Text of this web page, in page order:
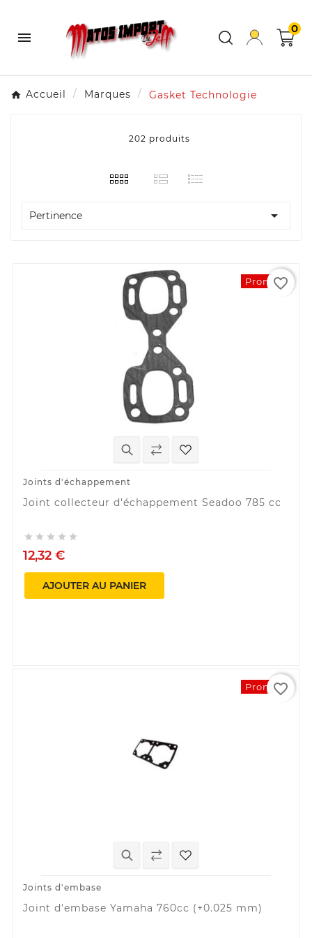

0
Accueil Marques Gasket Technologie
202 produits
Pertinence 
Promo !
Joints d'échappement
Joint collecteur d'échappement Seadoo 785 cc
    
12,32 €
AJOUTER AU PANIER
favorite_border
Promo !
Joints d'embase
Joint d'embase Yamaha 760cc (+0.025 mm)
favorite_border